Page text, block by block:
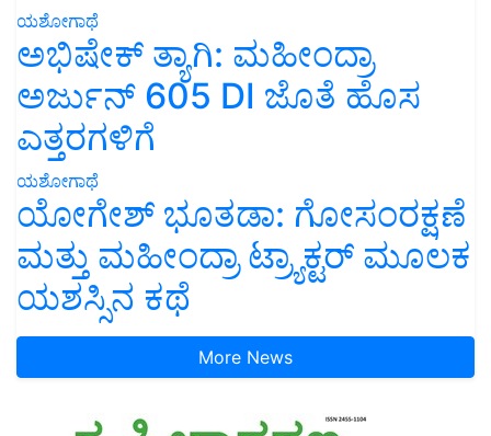
ಯಶೋಗಾಥೆ
ಅಭಿಷೇಕ್ ತ್ಯಾಗಿ: ಮಹೀಂದ್ರಾ
ಅರ್ಜುನ್ 605 DI ಜೊತೆ ಹೊಸ
ಎತ್ತರಗಳಿಗೆ
ಯಶೋಗಾಥೆ
ಯೋಗೇಶ್ ಭೂತಡಾ: ಗೋಸಂರಕ್ಷಣೆ
ಮತ್ತು ಮಹೀಂದ್ರಾ ಟ್ರ್ಯಾಕ್ಟರ್ ಮೂಲಕ
ಯಶಸ್ಸಿನ ಕಥೆ
More News